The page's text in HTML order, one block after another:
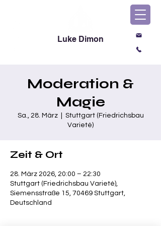
Luke Dimon
Moderation &
Magie
Sa., 28. März
  |
Stuttgart (Friedrichsbau
Varieté)
Zeit & Ort
28. März 2026, 20:00 – 22:30
Stuttgart (Friedrichsbau Varieté),
Siemensstraße 15, 70469 Stuttgart,
Deutschland